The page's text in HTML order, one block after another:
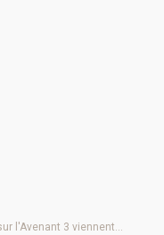
l'Avenant 3 viennent…